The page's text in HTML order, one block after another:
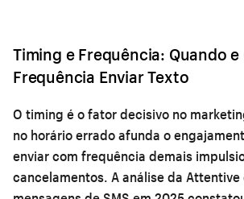
Timing e Frequência: Quando e
Frequência Enviar Texto
O timing é o fator decisivo no
no horário errado afunda o
enviar com frequência demais
cancelamentos. A análise da